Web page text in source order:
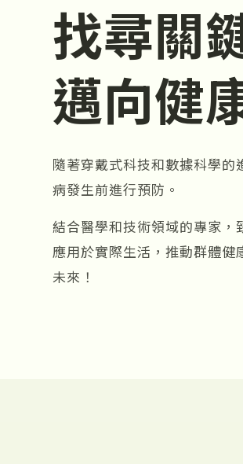
找尋關
邁向健
隨著穿戴式科技和數據科學
病發生前進行預防。
結合醫學和技術領域的專家，
應用於實際生活，推動群體
未來！